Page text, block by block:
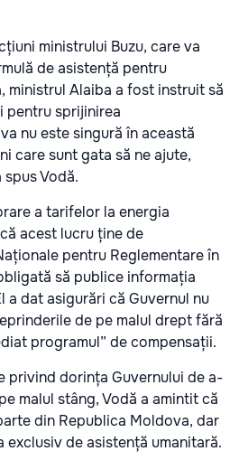
ministrului Buzu, care va
de asistență pentru
ministrul Alaiba a fost instruit să
pentru sprijinirea
nu este singură în această
care sunt gata să ne ajute,
spus Vodă.
a tarifelor la energia
acest lucru ține de
pentru Reglementare în
să publice informația
a dat asigurări că Guvernul nu
de pe malul drept fără
programul” de compensații.
privind dorința Guvernului de a-
malul stâng, Vodă a amintit că
din Republica Moldova, dar
exclusiv de asistență umanitară.